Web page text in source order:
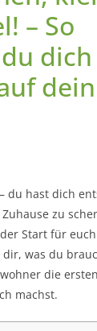
– So
dich
du hast dich
zu
Start für
was du
die
machst.